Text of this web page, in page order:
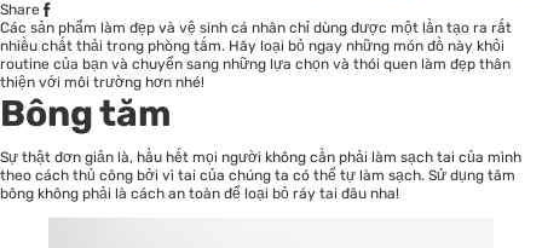
Share
Các sản phẩm làm đẹp và vệ sinh cá nhân chỉ dùng được một lần tạo ra rất
nhiều chất thải trong phòng tắm. Hãy loại bỏ ngay những món đồ này khỏi
routine của bạn và chuyển sang những lựa chọn và thói quen làm đẹp thân
thiện với môi trường hơn nhé!
Bông tăm
Sự thật đơn giản là, hầu hết mọi người không cần phải làm sạch tai của mình
theo cách thủ công bởi vì tai của chúng ta có thể tự làm sạch. Sử dụng tăm
bông không phải là cách an toàn để loại bỏ ráy tai đâu nha!